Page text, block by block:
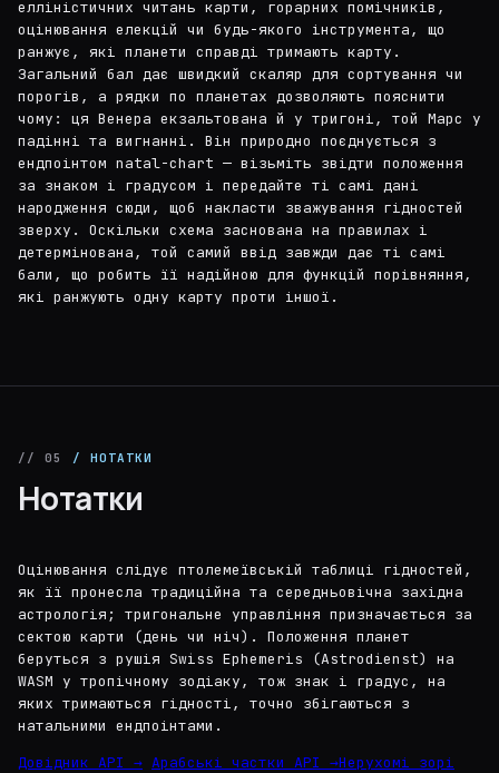
елліністичних читань карти, горарних помічників,
оцінювання елекцій чи будь-якого інструмента, що
ранжує, які планети справді тримають карту.
Загальний бал дає швидкий скаляр для сортування чи
порогів, а рядки по планетах дозволяють пояснити
чому: ця Венера екзальтована й у тригоні, той Марс у
падінні та вигнанні. Він природно поєднується з
ендпоінтом natal-chart — візьміть звідти положення
за знаком і градусом і передайте ті самі дані
народження сюди, щоб накласти зважування гідностей
зверху. Оскільки схема заснована на правилах і
детермінована, той самий ввід завжди дає ті самі
бали, що робить її надійною для функцій порівняння,
які ранжують одну карту проти іншої.
// 05 / НОТАТКИ
Нотатки
Оцінювання слідує птолемеївській таблиці гідностей,
як її пронесла традиційна та середньовічна західна
астрологія; тригональне управління призначається за
сектою карти (день чи ніч). Положення планет
беруться з рушія Swiss Ephemeris (Astrodienst) на
WASM у тропічному зодіаку, тож знак і градус, на
яких тримаються гідності, точно збігаються з
натальними ендпоінтами.
Довідник API → Арабські частки API →Нерухомі зорі